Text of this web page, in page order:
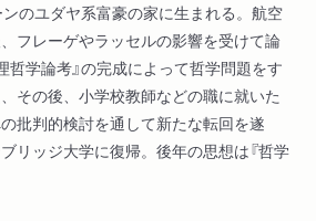
のユダヤ系富豪の家に生まれる。航空
フレーゲやラッセルの影響を受けて論
哲学論考』の完成によって哲学問題をす
その後、小学校教師などの職に就いた
批判的検討を通して新たな転回を遂
リッジ大学に復帰。後年の思想は『哲学